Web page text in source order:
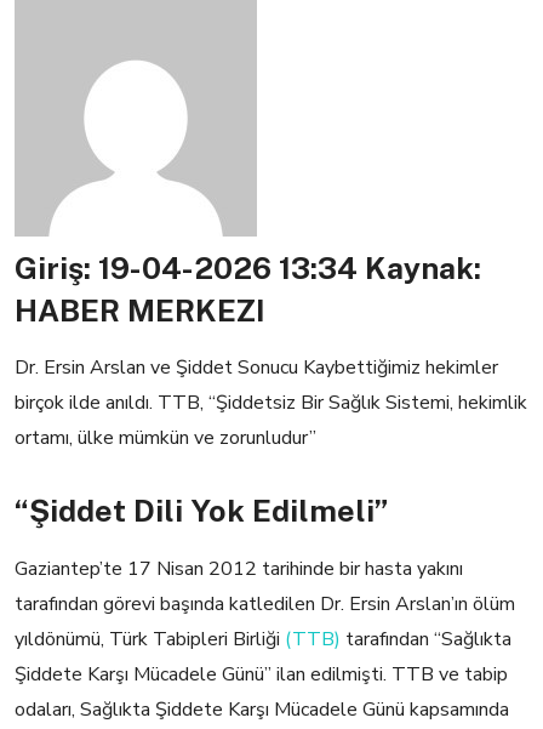
Giriş: 19-04-2026 13:34 Kaynak:
HABER MERKEZI
Dr. Ersin Arslan ve Şiddet Sonucu Kaybettiğimiz hekimler
birçok ilde anıldı. TTB, “Şiddetsiz Bir Sağlık Sistemi, hekimlik
ortamı, ülke mümkün ve zorunludur”
“Şiddet Dili Yok Edilmeli”
Gaziantep’te 17 Nisan 2012 tarihinde bir hasta yakını
tarafından görevi başında katledilen Dr. Ersin Arslan’ın ölüm
yıldönümü, Türk Tabipleri Birliği (TTB) tarafından “Sağlıkta
Şiddete Karşı Mücadele Günü” ilan edilmişti. TTB ve tabip
odaları, Sağlıkta Şiddete Karşı Mücadele Günü kapsamında